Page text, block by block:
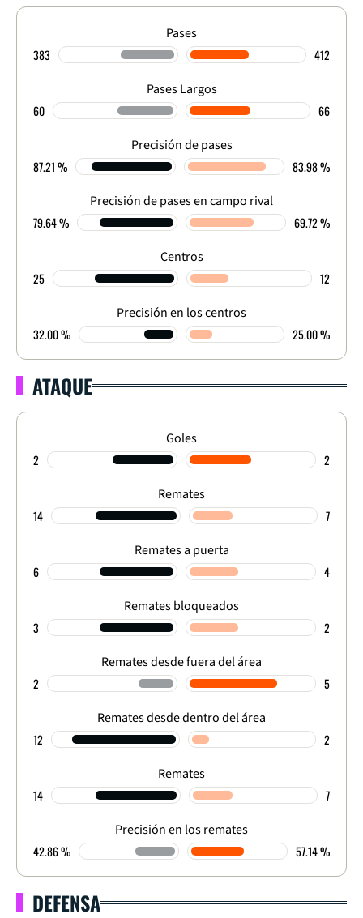
Pases
383 412
Pases Largos
60 66
Precisión de pases
87.21 % 83.98 %
Precisión de pases en campo rival
79.64 % 69.72 %
Centros
25 12
Precisión en los centros
32.00 % 25.00 %
ATAQUE
Goles
2 2
Remates
14 7
Remates a puerta
6 4
Remates bloqueados
3 2
Remates desde fuera del área
2 5
Remates desde dentro del área
12 2
Remates
14 7
Precisión en los remates
42.86 % 57.14 %
DEFENSA